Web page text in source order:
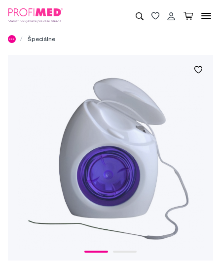
Špeciálne